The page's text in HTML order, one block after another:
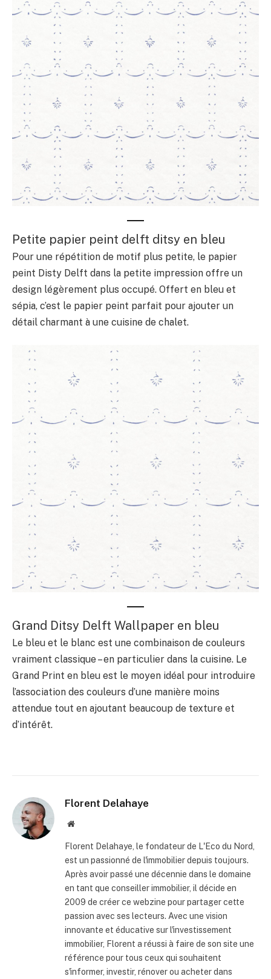
Petite papier peint delft ditsy en bleu
Pour une répétition de motif plus petite, le papier
peint Disty Delft dans la petite impression offre un
design légèrement plus occupé. Offert en bleu et
sépia, c’est le papier peint parfait pour ajouter un
détail charmant à une cuisine de chalet.
Grand Ditsy Delft Wallpaper en bleu
Le bleu et le blanc est une combinaison de couleurs
vraiment classique – en particulier dans la cuisine. Le
Grand Print en bleu est le moyen idéal pour introduire
l’association des couleurs d’une manière moins
attendue tout en ajoutant beaucoup de texture et
d’intérêt.
Florent Delahaye
Site
Florent Delahaye, le fondateur de L'Eco du Nord,
est un passionné de l'immobilier depuis toujours.
Après avoir passé une décennie dans le domaine
en tant que conseiller immobilier, il décide en
2009 de créer ce webzine pour partager cette
passion avec ses lecteurs. Avec une vision
innovante et éducative sur l'investissement
immobilier, Florent a réussi à faire de son site une
référence pour tous ceux qui souhaitent
s'informer, investir, rénover ou acheter dans